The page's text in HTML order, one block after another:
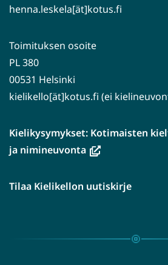
henna.leskela[ät]kotus.fi
Toimituksen osoite
PL 380
00531 Helsinki
kielikello[ät]kotus.fi (ei
Kielikysymykset: Kotimaisten
ja nimineuvonta(avautuu
ikkunaan,
palveluun)
Tilaa Kielikellon uutiskirje